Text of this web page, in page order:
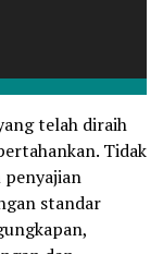
telah diraih
Tidak
penyajian
standar